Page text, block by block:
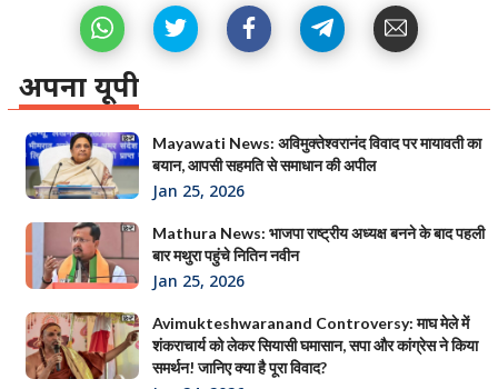
अपना यूपी
Mayawati News: अविमुक्तेश्वरानंद विवाद पर मायावती का
बयान, आपसी सहमति से समाधान की अपील
Jan 25, 2026
Mathura News: भाजपा राष्ट्रीय अध्यक्ष बनने के बाद पहली
बार मथुरा पहुंचे नितिन नवीन
Jan 25, 2026
Avimukteshwaranand Controversy: माघ मेले में
शंकराचार्य को लेकर सियासी घमासान, सपा और कांग्रेस ने किया
समर्थन! जानिए क्या है पूरा विवाद?